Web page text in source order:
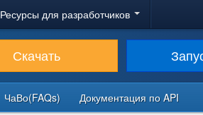
Ресурсы для разработчиков
Скачать
ЧаВо(FAQs) Документация по API